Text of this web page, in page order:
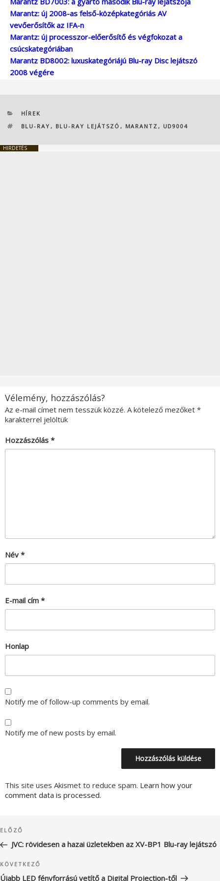
Marantz: új 2008-as felső-középkategóriás AV
vevőerősítők az IFA-n
Marantz: új processzor-előerősítő és végfokozat a
csúcskategóriában
Marantz BD8002: luxuskategóriájú Blu-ray Disc lejátszó
2008 végére
KATEGÓRIÁK
HÍREK
CÍMKÉK
BLU-RAY , BLU-RAY LEJÁTSZÓ , MARANTZ , UD9004
HIRDETÉS
Vélemény, hozzászólás?
Az e-mail címet nem tesszük közzé. A kötelező mezőket *
karakterrel jelöltük
Hozzászólás *
Név *
E-mail cím *
Honlap
Notify me of follow-up comments by email.
Notify me of new posts by email.
This site uses Akismet to reduce spam. Learn how your
comment data is processed.
navigáció
Korábbi
bejegyzés
ELŐZŐ
JVC: rövidesen a hazai üzletekben az XV-BP1 Blu-ray lejátszó
Következő
bejegyzés
KÖVETKEZŐ
Újabb LED fényforrású vetítő a Digital Projection-től